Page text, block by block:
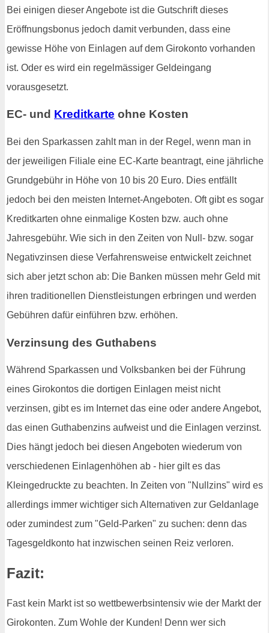
Bei einigen dieser Angebote ist die Gutschrift dieses
Eröffnungsbonus jedoch damit verbunden, dass eine
gewisse Höhe von Einlagen auf dem Girokonto vorhanden
ist. Oder es wird ein regelmässiger Geldeingang
vorausgesetzt.
EC- und Kreditkarte ohne Kosten
Bei den Sparkassen zahlt man in der Regel, wenn man in
der jeweiligen Filiale eine EC-Karte beantragt, eine jährliche
Grundgebühr in Höhe von 10 bis 20 Euro. Dies entfällt
jedoch bei den meisten Internet-Angeboten. Oft gibt es sogar
Kreditkarten ohne einmalige Kosten bzw. auch ohne
Jahresgebühr. Wie sich in den Zeiten von Null- bzw. sogar
Negativzinsen diese Verfahrensweise entwickelt zeichnet
sich aber jetzt schon ab: Die Banken müssen mehr Geld mit
ihren traditionellen Dienstleistungen erbringen und werden
Gebühren dafür einführen bzw. erhöhen.
Verzinsung des Guthabens
Während Sparkassen und Volksbanken bei der Führung
eines Girokontos die dortigen Einlagen meist nicht
verzinsen, gibt es im Internet das eine oder andere Angebot,
das einen Guthabenzins aufweist und die Einlagen verzinst.
Dies hängt jedoch bei diesen Angeboten wiederum von
verschiedenen Einlagenhöhen ab - hier gilt es das
Kleingedruckte zu beachten. In Zeiten von "Nullzins" wird es
allerdings immer wichtiger sich Alternativen zur Geldanlage
oder zumindest zum "Geld-Parken" zu suchen: denn das
Tagesgeldkonto hat inzwischen seinen Reiz verloren.
Fazit:
Fast kein Markt ist so wettbewerbsintensiv wie der Markt der
Girokonten. Zum Wohle der Kunden! Denn wer sich